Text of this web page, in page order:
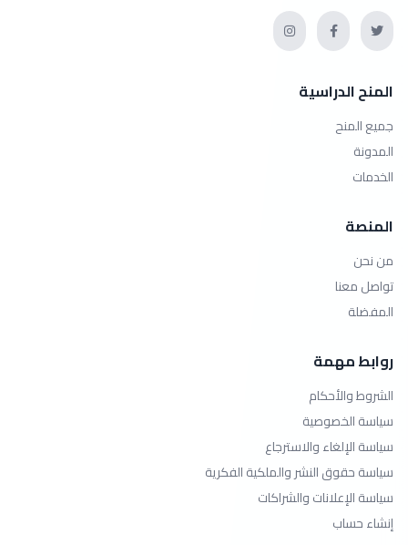
المنح الدراسية
جميع المنح
المدونة
الخدمات
المنصة
من نحن
تواصل معنا
المفضلة
روابط مهمة
الشروط والأحكام
سياسة الخصوصية
سياسة الإلغاء والاسترجاع
سياسة حقوق النشر والملكية الفكرية
سياسة الإعلانات والشراكات
إنشاء حساب